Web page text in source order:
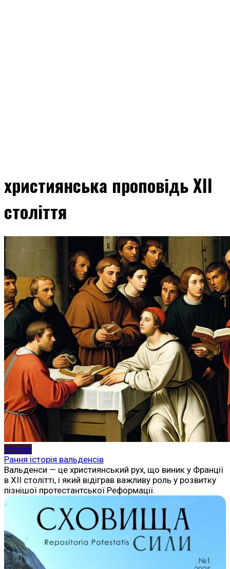
християнська проповідь XII
століття
Історія
Рання історія вальденсів
Вальденси — це християнський рух, що виник у Франції
в XII столітті, і який відіграв важливу роль у розвитку
пізнішої протестантської Реформації.